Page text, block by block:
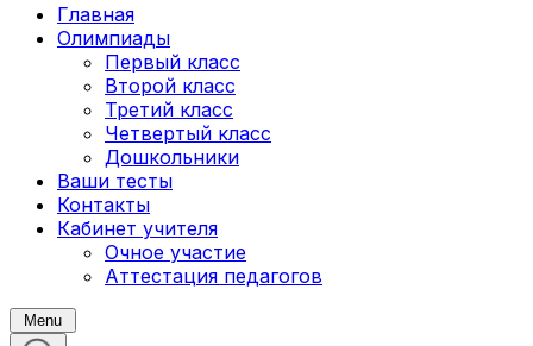
Главная
Олимпиады
Первый класс
Второй класс
Третий класс
Четвертый класс
Дошкольники
Ваши тесты
Контакты
Кабинет учителя
Очное участие
Аттестация педагогов
Menu